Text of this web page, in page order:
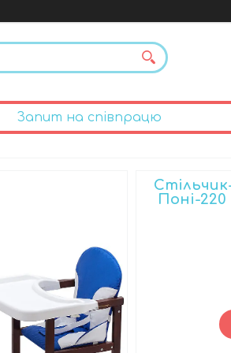
Запит на співпрацю
Поні-